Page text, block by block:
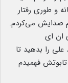
و طوری رفتار
صدایش می‌کردم.
ان ای
را بدهید تا
فهمیدم